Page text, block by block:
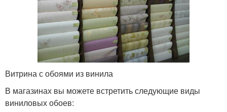
Витрина с обоями из винила
В магазинах вы можете встретить следующие виды
виниловых обоев: